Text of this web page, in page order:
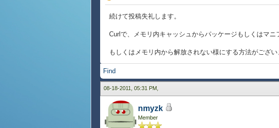
続けて投稿失礼します。
Curlで、メモリ内キャッシュからパッケージもしくはマ
もしくはメモリ内から解放されない様にする方法がござ
Find
08-18-2011, 05:31 PM,
nmyzk
Member